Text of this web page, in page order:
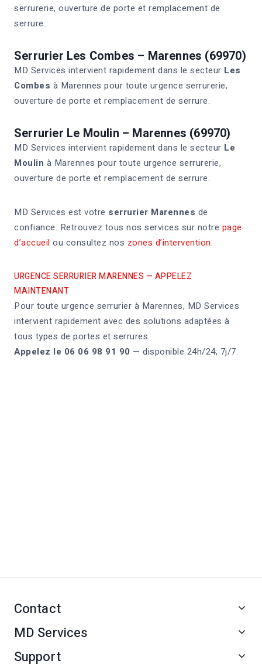
serrurerie, ouverture de porte et remplacement de
serrure.
Serrurier Les Combes – Marennes (69970)
MD Services intervient rapidement dans le secteur Les
Combes à Marennes pour toute urgence serrurerie,
ouverture de porte et remplacement de serrure.
Serrurier Le Moulin – Marennes (69970)
MD Services intervient rapidement dans le secteur Le
Moulin à Marennes pour toute urgence serrurerie,
ouverture de porte et remplacement de serrure.
MD Services est votre serrurier Marennes de
confiance. Retrouvez tous nos services sur notre page
d’accueil ou consultez nos zones d’intervention.
URGENCE SERRURIER MARENNES — APPELEZ
MAINTENANT
Pour toute urgence serrurier à Marennes, MD Services
intervient rapidement avec des solutions adaptées à
tous types de portes et serrures.
Appelez le 06 06 98 91 90 — disponible 24h/24, 7j/7.
Contact
MD Services
Support